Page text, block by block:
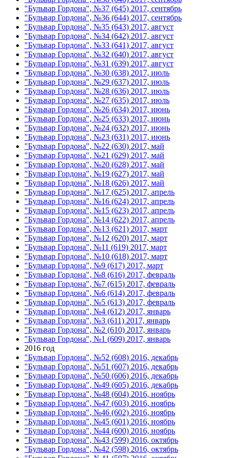
"Бульвар Гордона", №37 (645) 2017, сентябрь
"Бульвар Гордона", №36 (644) 2017, сентябрь
"Бульвар Гордона", №35 (643) 2017, август
"Бульвар Гордона", №34 (642) 2017, август
"Бульвар Гордона", №33 (641) 2017, август
"Бульвар Гордона", №32 (640) 2017, август
"Бульвар Гордона", №31 (639) 2017, август
"Бульвар Гордона", №30 (638) 2017, июль
"Бульвар Гордона", №29 (637) 2017, июль
"Бульвар Гордона", №28 (636) 2017, июль
"Бульвар Гордона", №27 (635) 2017, июль
"Бульвар Гордона", №26 (634) 2017, июнь
"Бульвар Гордона", №25 (633) 2017, июнь
"Бульвар Гордона", №24 (632) 2017, июнь
"Бульвар Гордона", №23 (631) 2017, июнь
"Бульвар Гордона", №22 (630) 2017, май
"Бульвар Гордона", №21 (629) 2017, май
"Бульвар Гордона", №20 (628) 2017, май
"Бульвар Гордона", №19 (627) 2017, май
"Бульвар Гордона", №18 (626) 2017, май
"Бульвар Гордона", №17 (625) 2017, апрель
"Бульвар Гордона", №16 (624) 2017, апрель
"Бульвар Гордона", №15 (623) 2017, апрель
"Бульвар Гордона", №14 (622) 2017, апрель
"Бульвар Гордона", №13 (621) 2017, март
"Бульвар Гордона", №12 (620) 2017, март
"Бульвар Гордона", №11 (619) 2017, март
"Бульвар Гордона", №10 (618) 2017, март
"Бульвар Гордона", №9 (617) 2017, март
"Бульвар Гордона", №8 (616) 2017, февраль
"Бульвар Гордона", №7 (615) 2017, февраль
"Бульвар Гордона", №6 (614) 2017, февраль
"Бульвар Гордона", №5 (613) 2017, февраль
"Бульвар Гордона", №4 (612) 2017, январь
"Бульвар Гордона", №3 (611) 2017, январь
"Бульвар Гордона", №2 (610) 2017, январь
"Бульвар Гордона", №1 (609) 2017, январь
2016 год
"Бульвар Гордона", №52 (608) 2016, декабрь
"Бульвар Гордона", №51 (607) 2016, декабрь
"Бульвар Гордона", №50 (606) 2016, декабрь
"Бульвар Гордона", №49 (605) 2016, декабрь
"Бульвар Гордона", №48 (604) 2016, ноябрь
"Бульвар Гордона", №47 (603) 2016, ноябрь
"Бульвар Гордона", №46 (602) 2016, ноябрь
"Бульвар Гордона", №45 (601) 2016, ноябрь
"Бульвар Гордона", №44 (600) 2016, ноябрь
"Бульвар Гордона", №43 (599) 2016, октябрь
"Бульвар Гордона", №42 (598) 2016, октябрь